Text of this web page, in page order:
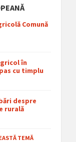
Comună
în
cu timplu
despre
rurală
TEMĂ